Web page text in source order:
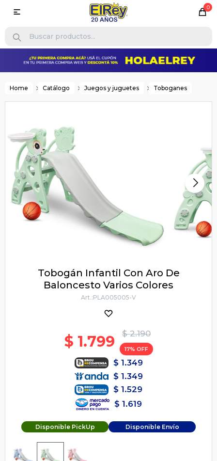
0

Home Catálogo Juegos y juguetes Toboganes
Tobogán Infantil Con Aro De
Baloncesto Varios Colores
PLA005005-V
$ 2.190
$ 1.799 17
$ 1.349
$ 1.349
$ 1.529
$ 1.619
Disponible PickUp Disponible Envío